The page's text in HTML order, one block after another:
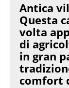
Antica
Questa
volta
di
in gran
comfort